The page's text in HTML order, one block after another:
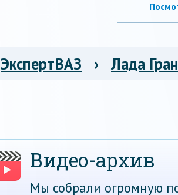
ЭкспертВАЗ › Лада
Видео-архив
Мы собрали огромную